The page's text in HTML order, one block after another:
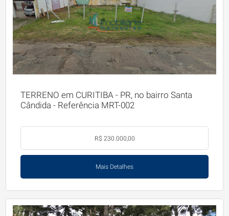
TERRENO em CURITIBA - PR, no bairro Santa
Cândida - Referência MRT-002
R$ 230.000,00
Mais Detalhes